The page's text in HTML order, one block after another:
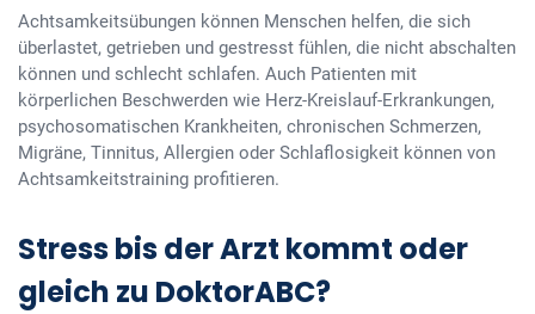
Achtsamkeitsübungen können Menschen helfen, die sich
überlastet, getrieben und gestresst fühlen, die nicht abschalten
können und schlecht schlafen. Auch Patienten mit
körperlichen Beschwerden wie Herz-Kreislauf-Erkrankungen,
psychosomatischen Krankheiten, chronischen Schmerzen,
Migräne, Tinnitus, Allergien oder Schlaflosigkeit können von
Achtsamkeitstraining profitieren.
Stress bis der Arzt kommt oder
gleich zu DoktorABC?